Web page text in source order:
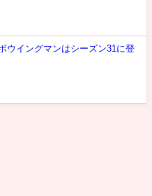
ウイングマンはシーズン31に登